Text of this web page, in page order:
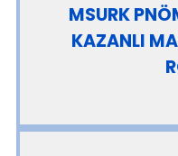
MSURK
KAZANLI